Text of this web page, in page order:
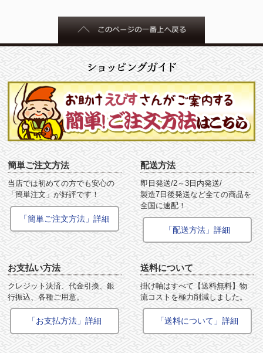
簡単ご注文方法
当店では初めての方でも安心の
「簡単注文」が好評です！
「簡単ご注文方法」詳細
配送方法
即日発送/2～3日内発送/
製造7日後発送など全ての商品を
全国に速配！
「配送方法」詳細
お支払い方法
クレジット決済、代金引換、銀
行振込、各種ご用意。
「お支払方法」詳細
送料について
掛け軸はすべて【送料無料】物
流コストを極力削減しました。
「送料について」詳細